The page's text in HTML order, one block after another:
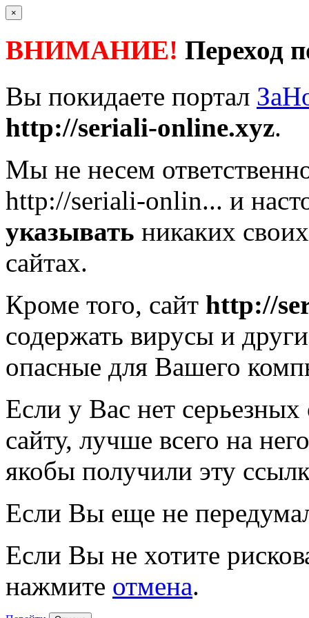
×
ВНИМАНИЕ! Переход
Вы покидаете портал
http://seriali-online.xyz.
Мы не несем
http://seriali-onlin... и
указывать никаких
сайтах.
Кроме того, сайт http://
содержать вирусы и
опасные для Вашего
Если у Вас нет
сайту, лучше всего на
якобы получили эту
Если Вы еще не
Если Вы не хотите
нажмите отмена.